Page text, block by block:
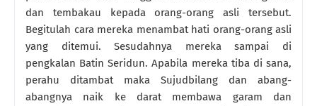
dan tembakau kepada orang-orang asli tersebut.
Begitulah cara mereka menambat hati orang-orang asli
yang ditemui. Sesudahnya mereka sampai di
pengkalan Batin Seridun. Apabila mereka tiba di sana,
perahu ditambat maka Sujudbilang dan abang-
abangnya naik ke darat membawa garam dan